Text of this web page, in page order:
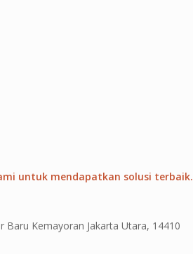
untuk mendapatkan solusi terbaik.
Kemayoran Jakarta Utara, 14410